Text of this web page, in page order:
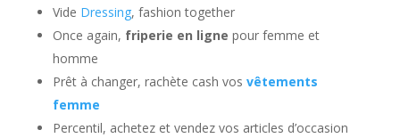
Vide Dressing, fashion together
Once again, friperie en ligne pour femme et
homme
Prêt à changer, rachète cash vos vêtements
femme
Percentil, achetez et vendez vos articles d’occasion